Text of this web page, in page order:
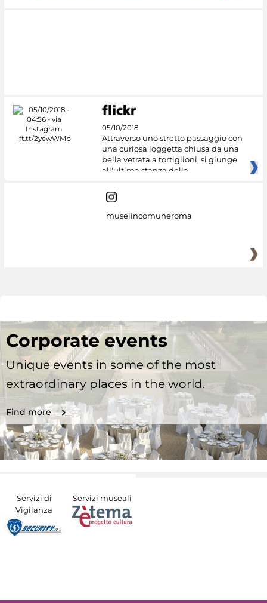
05/10/2018
Attraverso uno stretto passaggio con
una curiosa loggetta chiusa da una
bella vetrata a tortiglioni, si giunge
all'ultima stanza della
museiincomuneroma
Corporate events
Unique events in some of the most
extraordinary places in the world.
Find more
Servizi di
Vigilanza
Servizi museali